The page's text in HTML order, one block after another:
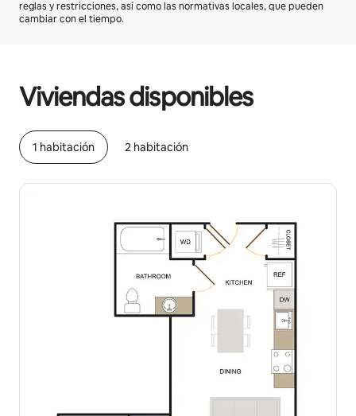
reglas y restricciones, así como las normativas locales, que pueden
cambiar con el tiempo.
Viviendas disponibles
1 habitación 2 habitación